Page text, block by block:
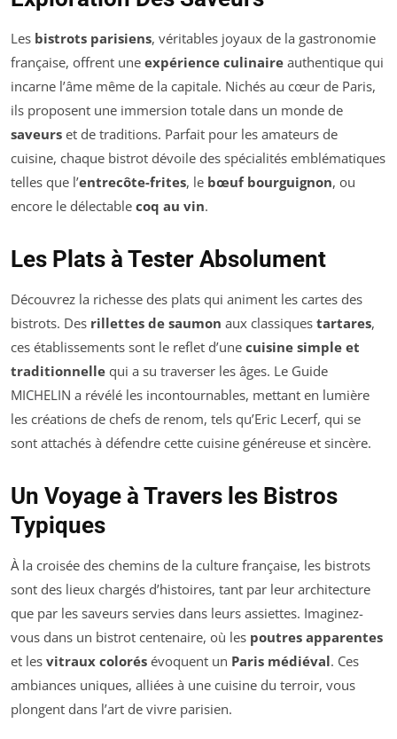
Les bistrots parisiens, véritables joyaux de la gastronomie
française, offrent une expérience culinaire authentique qui
incarne l’âme même de la capitale. Nichés au cœur de Paris,
ils proposent une immersion totale dans un monde de
saveurs et de traditions. Parfait pour les amateurs de
cuisine, chaque bistrot dévoile des spécialités emblématiques
telles que l’entrecôte-frites, le bœuf bourguignon, ou
encore le délectable coq au vin.
Les Plats à Tester Absolument
Découvrez la richesse des plats qui animent les cartes des
bistrots. Des rillettes de saumon aux classiques tartares,
ces établissements sont le reflet d’une cuisine simple et
traditionnelle qui a su traverser les âges. Le Guide
MICHELIN a révélé les incontournables, mettant en lumière
les créations de chefs de renom, tels qu’Eric Lecerf, qui se
sont attachés à défendre cette cuisine généreuse et sincère.
Un Voyage à Travers les Bistros
Typiques
À la croisée des chemins de la culture française, les bistrots
sont des lieux chargés d’histoires, tant par leur architecture
que par les saveurs servies dans leurs assiettes. Imaginez-
vous dans un bistrot centenaire, où les poutres apparentes
et les vitraux colorés évoquent un Paris médiéval. Ces
ambiances uniques, alliées à une cuisine du terroir, vous
plongent dans l’art de vivre parisien.